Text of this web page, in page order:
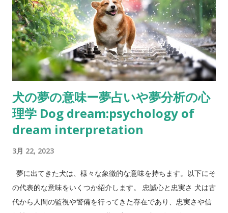
占いが役立つ理由 夢占いは、以下の理由で役立つことがありま
す： 自己理解の向上: 夢は無意識の反映であり、自分自身の深
層心理や隠れた感情を知る手がかりとなります。 問題解決のヒ
ント: 夢の中の象徴や状況から、現実での問題や悩みを解決する
ためのヒントが得られることがあります。 感情の整理: 夢を通
じて日々のストレスや不安を整理し、心のバランスを保つのに
役立つことがあります。 夢の象徴とその意味 夢にはさまざまな
象徴が登場し、それぞれが異なる意味を持つとされています。
以下にいくつかの代表的な象徴とその意味について説明しま
す。 水 水 は夢の中で非常に強力な象徴です。以下のような意
味を持つことがあります： 清らかな水: 感情の純粋さや心の平
穏を示します。 荒れ狂う水: 不安やストレス、感情の混乱を表
します。 溺れる夢: 感情的な圧倒や困難な状況に直面している
ことを示します。 高い場所 高い場所 は、達成感や成功、また
は恐怖を象徴することがあります： 山の頂上: 目標達成や成功
犬の夢の意味ー夢占いや夢分析の心
理学 Dog dream:psychology of
dream interpretation
3月 22, 2023
夢に出てきた犬は、様々な象徴的な意味を持ちます。以下にそ
の代表的な意味をいくつか紹介します。 忠誠心と忠実さ 犬は古
代から人間の監視や警備を行ってきた存在であり、忠実さや信